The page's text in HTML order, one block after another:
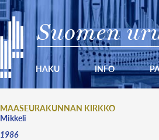
Suomen
HAKU INFO
MAASEURAKUNNAN KIRKKO
Mikkeli
1986